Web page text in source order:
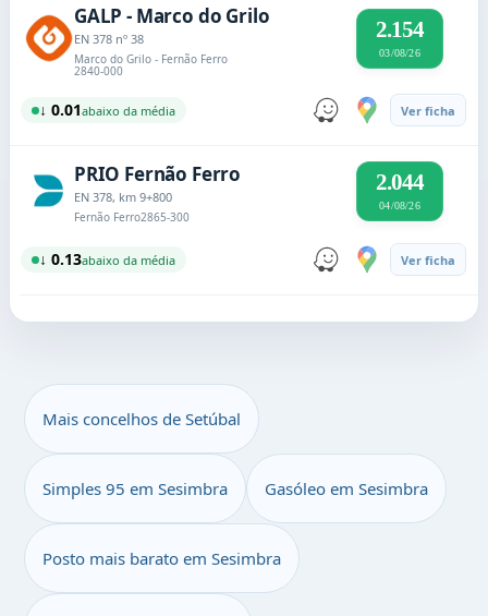
GALP - Marco do Grilo
EN 378 nº 38
Marco do Grilo - Fernão Ferro
2840-000
2.154
03/08/26
↓ 0.01abaixo da média Ver ficha
PRIO Fernão Ferro
EN 378, km 9+800
Fernão Ferro2865-300
2.044
04/08/26
↓ 0.13abaixo da média Ver ficha
Mais concelhos de Setúbal
Simples 95 em Sesimbra Gasóleo em Sesimbra
Posto mais barato em Sesimbra